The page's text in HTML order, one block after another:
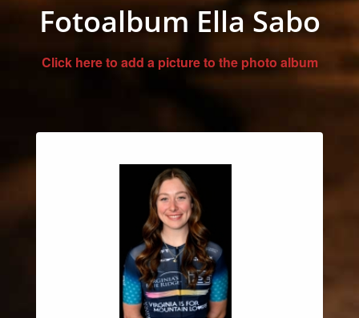
Fotoalbum Ella Sabo
Click here to add a picture to the photo album